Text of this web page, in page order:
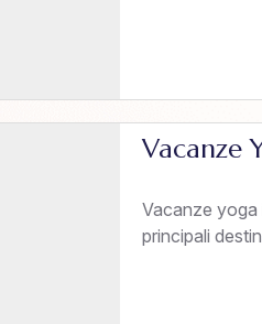
Vacanze
Vacanze yoga
principali